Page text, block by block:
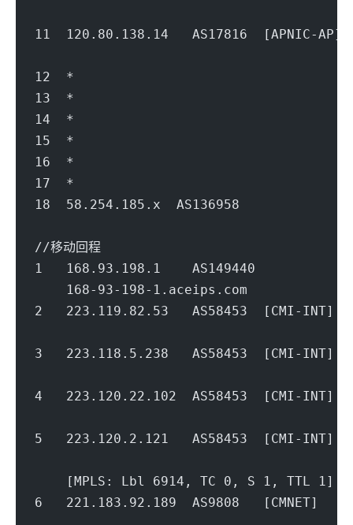
11  120.80.138.14   AS17816  [APNIC-AP]
12  *
13  *
14  *
15  *
16  *
17  *
18  58.254.185.x  AS136958
//移动回程
1   168.93.198.1    AS149440
168-93-198-1.aceips.com
2   223.119.82.53   AS58453  [CMI-INT]
3   223.118.5.238   AS58453  [CMI-
4   223.120.22.102  AS58453  [CMI-
5   223.120.2.121   AS58453  [CMI-INT]
    [MPLS: Lbl 6914, TC 0, S 1, TTL 1]
6   221.183.92.189  AS9808   [CMNET]